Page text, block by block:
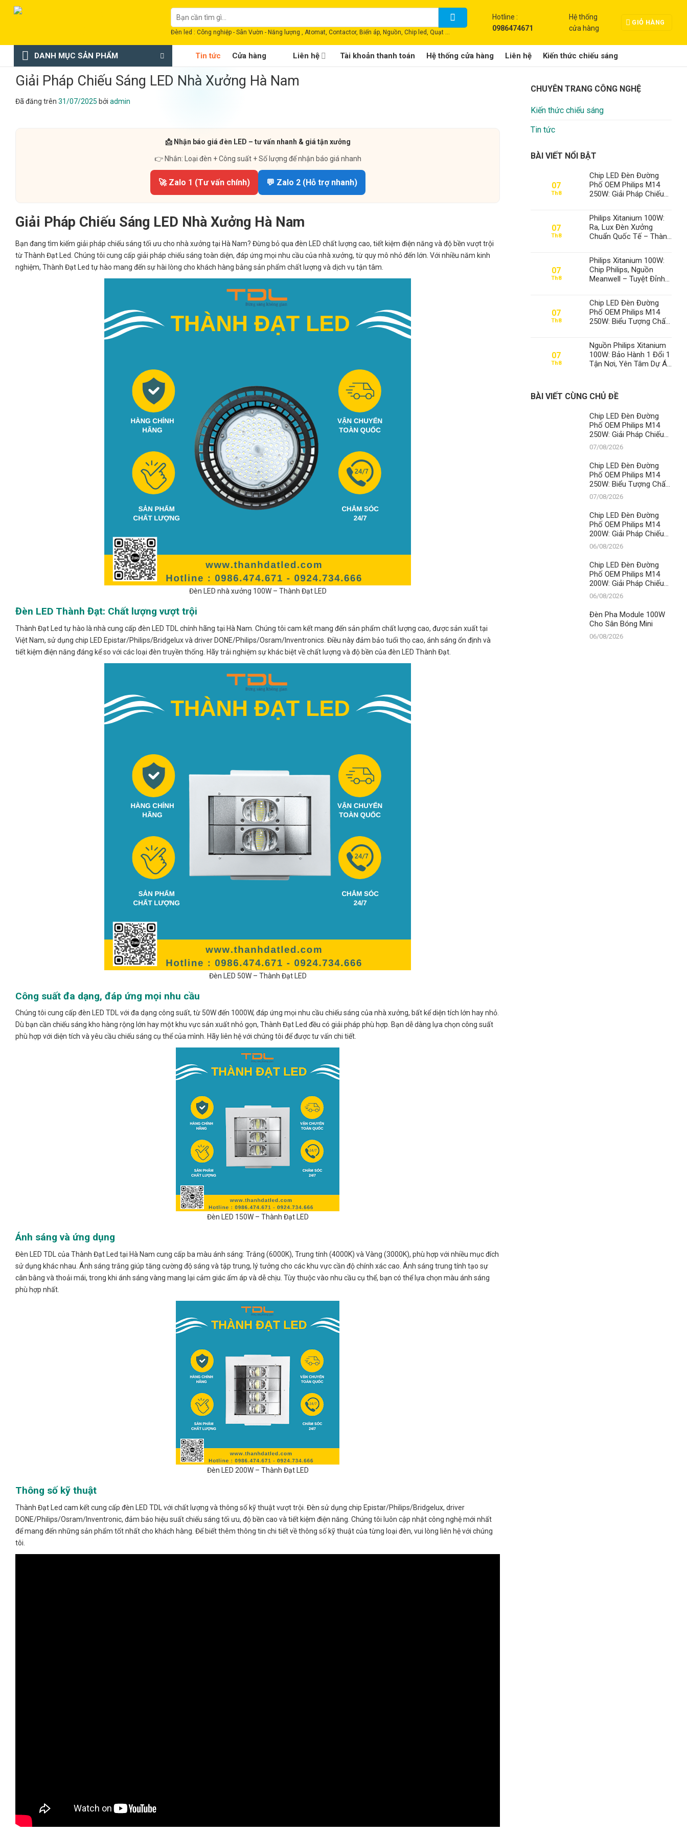
Chuyển
dung
Tìm
kiếm:
Đèn led : Công nghiệp - Sân Vườn - Năng lượng , Atomat, Contactor, Biến áp, Nguồn, Chip led, Quạt ...
Hotline :
0986474671
Hệ thống
cửa hàng
GIỎ HÀNG
DANH MỤC SẢN PHẨM Tin tức Cửa hàng Liên hệ Tài khoản thanh toán Hệ thống cửa hàng Liên hệ Kiến thức chiếu sáng
Giải Pháp Chiếu Sáng LED Nhà Xưởng Hà Nam
Đã đăng trên 31/07/2025 bởi admin
📩 Nhận báo giá đèn LED – tư vấn nhanh & giá tận xưởng
👉 Nhắn: Loại đèn + Công suất + Số lượng để nhận báo giá nhanh
🚀 Zalo 1 (Tư vấn chính) 💬 Zalo 2 (Hỗ trợ nhanh)
Giải Pháp Chiếu Sáng LED Nhà Xưởng Hà Nam
Bạn đang tìm kiếm giải pháp chiếu sáng tối ưu cho nhà xưởng tại Hà Nam? Đừng bỏ qua đèn LED chất lượng cao, tiết kiệm điện năng và độ bền vượt trội
từ Thành Đạt Led. Chúng tôi cung cấp giải pháp chiếu sáng toàn diện, đáp ứng mọi nhu cầu của nhà xưởng, từ quy mô nhỏ đến lớn. Với nhiều năm kinh
nghiệm, Thành Đạt Led tự hào mang đến sự hài lòng cho khách hàng bằng sản phẩm chất lượng và dịch vụ tận tâm.
Đèn LED nhà xưởng 100W – Thành Đạt LED
Đèn LED Thành Đạt: Chất lượng vượt trội
Thành Đạt Led tự hào là nhà cung cấp đèn LED TDL chính hãng tại Hà Nam. Chúng tôi cam kết mang đến sản phẩm chất lượng cao, được sản xuất tại
Việt Nam, sử dụng chip LED Epistar/Philips/Bridgelux và driver DONE/Philips/Osram/Inventronics. Điều này đảm bảo tuổi thọ cao, ánh sáng ổn định và
tiết kiệm điện năng đáng kể so với các loại đèn truyền thống. Hãy trải nghiệm sự khác biệt về chất lượng và độ bền của đèn LED Thành Đạt.
Đèn LED 50W – Thành Đạt LED
Công suất đa dạng, đáp ứng mọi nhu cầu
Chúng tôi cung cấp đèn LED TDL với đa dạng công suất, từ 50W đến 1000W, đáp ứng mọi nhu cầu chiếu sáng của nhà xưởng, bất kể diện tích lớn hay nhỏ.
Dù bạn cần chiếu sáng kho hàng rộng lớn hay một khu vực sản xuất nhỏ gọn, Thành Đạt Led đều có giải pháp phù hợp. Bạn dễ dàng lựa chọn công suất
phù hợp với diện tích và yêu cầu chiếu sáng cụ thể của mình. Hãy liên hệ với chúng tôi để được tư vấn chi tiết.
Đèn LED 150W – Thành Đạt LED
Ánh sáng và ứng dụng
Đèn LED TDL của Thành Đạt Led tại Hà Nam cung cấp ba màu ánh sáng: Trắng (6000K), Trung tính (4000K) và Vàng (3000K), phù hợp với nhiều mục đích
sử dụng khác nhau. Ánh sáng trắng giúp tăng cường độ sáng và tập trung, lý tưởng cho các khu vực cần độ chính xác cao. Ánh sáng trung tính tạo sự
cân bằng và thoải mái, trong khi ánh sáng vàng mang lại cảm giác ấm áp và dễ chịu. Tùy thuộc vào nhu cầu cụ thể, bạn có thể lựa chọn màu ánh sáng
phù hợp nhất.
Đèn LED 200W – Thành Đạt LED
Thông số kỹ thuật
Thành Đạt Led cam kết cung cấp đèn LED TDL với chất lượng và thông số kỹ thuật vượt trội. Đèn sử dụng chip Epistar/Philips/Bridgelux, driver
DONE/Philips/Osram/Inventronic, đảm bảo hiệu suất chiếu sáng tối ưu, độ bền cao và tiết kiệm điện năng. Chúng tôi luôn cập nhật công nghệ mới nhất
để mang đến những sản phẩm tốt nhất cho khách hàng. Để biết thêm thông tin chi tiết về thông số kỹ thuật của từng loại đèn, vui lòng liên hệ với chúng
tôi.
CHUYÊN TRANG CÔNG NGHỆ
Kiến thức chiếu sáng
Tin tức
BÀI VIẾT NỔI BẬT
07
Th8
Chip LED Đèn Đường
Phố OEM Philips M14
250W: Giải Pháp Chiếu
Thành Đạt LED
07
Th8
Philips Xitanium 100W:
Ra, Lux Đèn Xưởng
Chuẩn Quốc Tế – Thành
07
Th8
Philips Xitanium 100W:
Chip Philips, Nguồn
Meanwell – Tuyệt Đỉnh
07
Th8
Chip LED Đèn Đường
Phố OEM Philips M14
250W: Biểu Tượng Chất
Thế Số 1 Của Thành Đạt
LED
07
Th8
Nguồn Philips Xitanium
100W: Bảo Hành 1 Đổi 1
Tận Nơi, Yên Tâm Dự Án
BÀI VIẾT CÙNG CHỦ ĐỀ
Chip LED Đèn Đường
Phố OEM Philips M14
250W: Giải Pháp Chiếu
Sáng Đỉnh Cao, Khẳng
Định Vị Thế Số 1 Của
Thành Đạt LED
07/08/2026
Chip LED Đèn Đường
Phố OEM Philips M14
250W: Biểu Tượng Chất
Lượng, Khẳng Định Vị
Thế Số 1 Của Thành Đạt
LED
07/08/2026
Chip LED Đèn Đường
Phố OEM Philips M14
200W: Giải Pháp Chiếu
Sáng Đỉnh Cao, Khẳng
Định Vị Thế Số 1 Của
Thành Đạt LED
06/08/2026
Chip LED Đèn Đường
Phố OEM Philips M14
200W: Giải Pháp Chiếu
Sáng Đỉnh Cao, Khẳng
Định Vị Thế Số 1 Của
Thành Đạt LED
06/08/2026
Đèn Pha Module 100W
Cho Sân Bóng Mini
06/08/2026